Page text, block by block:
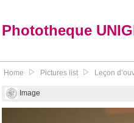
Phototheque
Home Pictures list Leçon
Image